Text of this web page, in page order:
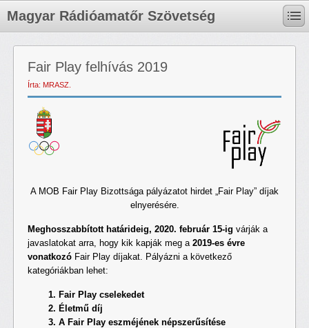
Magyar Rádióamatőr Szövetség
Fair Play felhívás 2019
Írta: MRASZ.
A MOB Fair Play Bizottsága pályázatot hirdet „Fair Play” díjak
elnyerésére.
Meghosszabbított határideig, 2020. február 15-ig várják a
javaslatokat arra, hogy kik kapják meg a 2019-es évre
vonatkozó Fair Play díjakat. Pályázni a következő
kategóriákban lehet:
1. Fair Play cselekedet
2. Életmű díj
3. A Fair Play eszméjének népszerűsítése